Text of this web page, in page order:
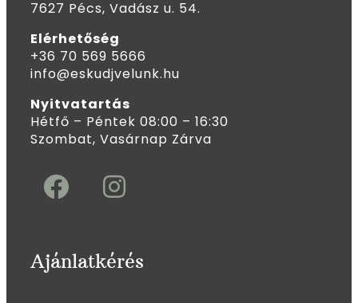
7627 Pécs, Vadász u. 54.
Elérhetőség
+36 70 569 5666
info@eskudjvelunk.hu
Nyitvatartás
Hétfő – Péntek 08:00 – 16:30
Szombat, Vasárnap Zárva
Ajánlatkérés